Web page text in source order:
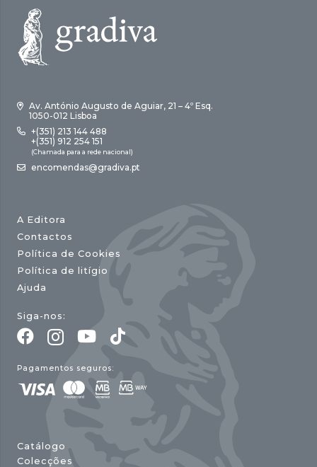
Av. António Augusto de Aguiar, 21 – 4º Esq.
1050-012 Lisboa
+(351) 213 144 488
+(351) 912 254 151
(Chamada para a rede nacional)
encomendas@gradiva.pt
A Editora
Contactos
Política de Cookies
Política de litígio
Ajuda
Siga-nos:
Pagamentos seguros:
Catálogo
Colecções